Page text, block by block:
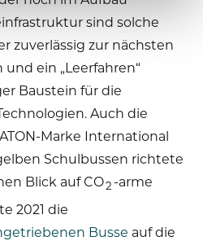
sind solche
zuverlässig zur nächsten
ein „Leerfahren“
Baustein für die
Auch die
Marke International
Schulbussen richtete
Blick auf CO2 -arme
2021 die
Busse auf die